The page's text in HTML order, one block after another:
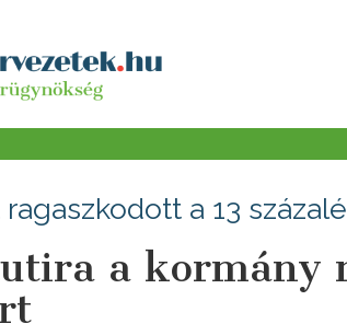
a 13
a kormány